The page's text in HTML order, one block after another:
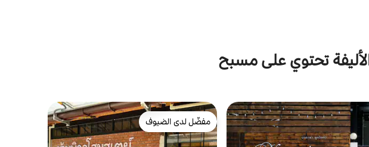
تحتوي على مسبح
مفضّل لدى الضيوف
مفضّل لدى الضيوف